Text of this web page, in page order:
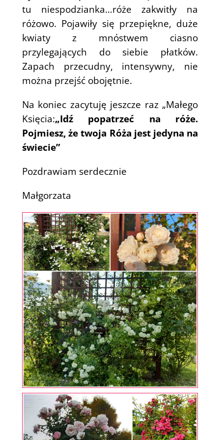
tu niespodzianka…róże zakwitły na
różowo. Pojawiły się przepiękne, duże
kwiaty z mnóstwem ciasno
przylegających do siebie płatków.
Zapach przecudny, intensywny, nie
można przejść obojętnie.
Na koniec zacytuję jeszcze raz „Małego
Księcia:„Idź popatrzeć na róże.
Pojmiesz, że twoja Róża jest jedyna na
świecie”
Pozdrawiam serdecznie
Małgorzata